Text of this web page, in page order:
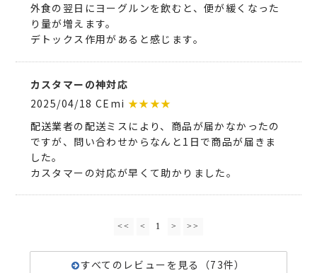
外食の翌日にヨーグルンを飲むと、便が緩くなった
り量が増えます。
デトックス作用があると感じます。
カスタマーの神対応
2025/04/18 CEmi ★★★★
配送業者の配送ミスにより、商品が届かなかったの
ですが、問い合わせからなんと1日で商品が届きま
した。
カスタマーの対応が早くて助かりました。
<< < 1 > >>
すべてのレビューを見る（73件）